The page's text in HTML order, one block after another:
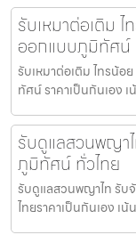
รับเหมาต่อเติม
ออกแบบภูมิทัศ
รับเหมาต่อเติม ไทรน้
ทัศน์ ราคาเป็นกันเอง
รับดูแลสวนพญา
ภูมิทัศน์ ทั่วไทย
รับดูแลสวนพญาไท รั
ไทยราคาเป็นกันเอง